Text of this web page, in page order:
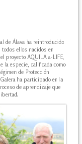
de Álava ha reintroducido
ellos nacidos en
proyecto AQUILA a-LIFE,
la especie, calificada como
de Protección
ha participado en la
de aprendizaje que